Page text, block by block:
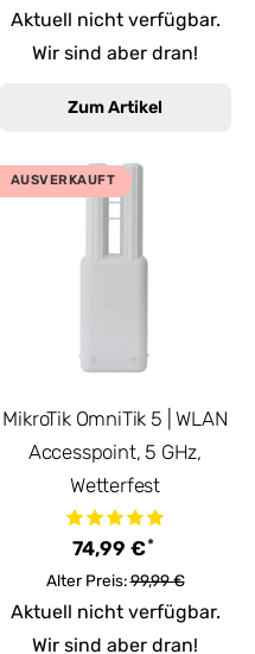
Aktuell nicht verfügbar.
Wir sind aber dran!
Zum Artikel
AUSVERKAUFT
MikroTik OmniTik 5 | WLAN
Accesspoint, 5 GHz,
Wetterfest
74,99 €*
Alter Preis:99,99 €
Aktuell nicht verfügbar.
Wir sind aber dran!